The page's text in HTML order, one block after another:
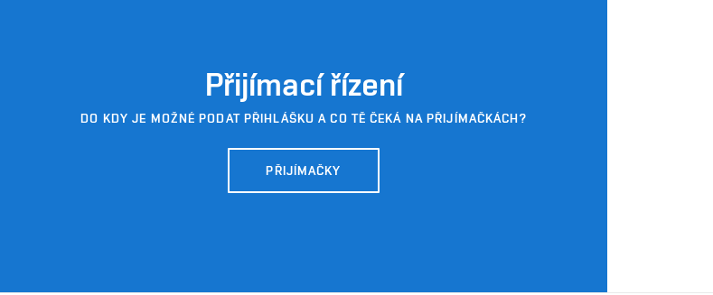
Přijímací řízení
DO KDY JE MOŽNÉ PODAT PŘIHLÁŠKU A CO TĚ ČEKÁ NA PŘIJÍMAČKÁCH?
PŘIJÍMAČKY